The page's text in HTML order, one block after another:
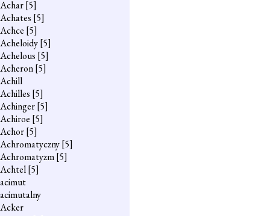
Achar[5]
Achates [5]
Achce [5]
Acheloidy[5]
Achelous [5]
Acheron[5]
Achill
Achilles [5]
Achinger[5]
Achiroe [5]
Achor[5]
Achromatyczny[5]
Achromatyzm[5]
Achtel[5]
acimut
acimutalny
Acker